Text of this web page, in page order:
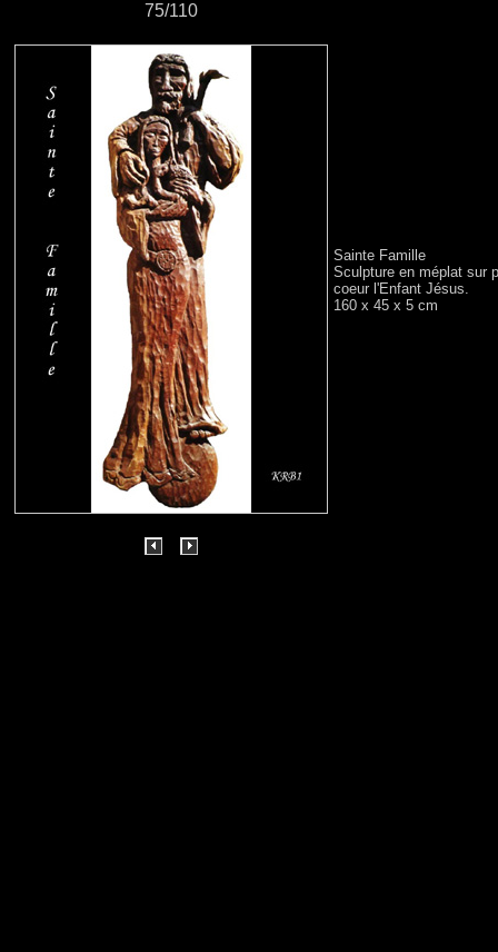
75/110
Sainte Famille
Sculpture en méplat sur
coeur l'Enfant Jésus.
160 x 45 x 5 cm